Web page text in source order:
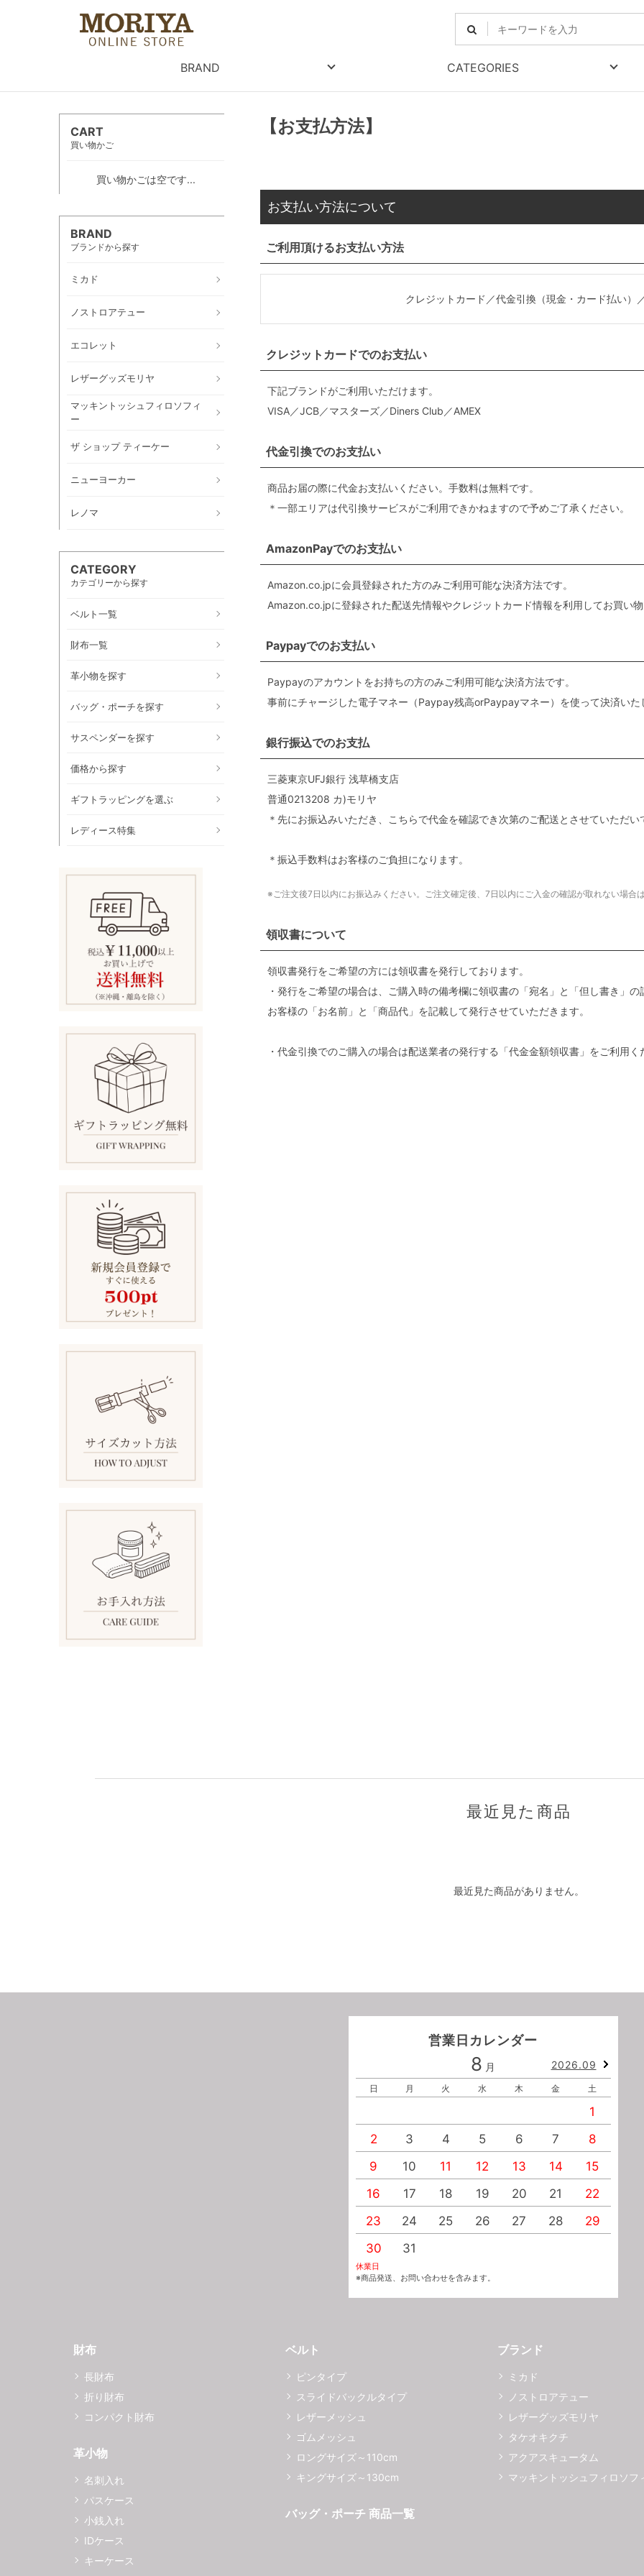
BRAND CATEGORIES
CART
買い物かご
買い物かごは空です...
BRAND
ブランドから探す
ミカド
ノストロアテュー
エコレット
レザーグッズモリヤ
マッキントッシュフィロソフィ
ー
ザ ショップ ティーケー
ニューヨーカー
レノマ
CATEGORY
カテゴリーから探す
ベルト一覧
財布一覧
革小物を探す
バッグ・ポーチを探す
サスペンダーを探す
価格から探す
ギフトラッピングを選ぶ
レディース特集
【お支払方法】
お支払い方法について
ご利用頂けるお支払い方法
クレジットカード／代金引換（現金・カード払い）
クレジットカードでのお支払い
下記ブランドがご利用いただけます。
VISA／JCB／マスターズ／Diners Club／AMEX
代金引換でのお支払い
商品お届の際に代金お支払いください。手数料は無料です。
＊一部エリアは代引換サービスがご利用できかねますので予めご了承ください。
AmazonPayでのお支払い
Amazon.co.jpに会員登録された方のみご利用可能な決済方法です。
Amazon.co.jpに登録された配送先情報やクレジットカード情報を利用してお買い物
Paypayでのお支払い
Paypayのアカウントをお持ちの方のみご利用可能な決済方法です。
事前にチャージした電子マネー（Paypay残高orPaypayマネー）を使って決済いた
銀行振込でのお支払
三菱東京UFJ銀行 浅草橋支店
普通0213208 カ)モリヤ
＊先にお振込みいただき、こちらで代金を確認でき次第のご配送とさせていただい
＊振込手数料はお客様のご負担になります。
※ご注文後7日以内にお振込みください。ご注文確定後、7日以内にご入金の確認が取れない場合
領収書について
領収書発行をご希望の方には領収書を発行しております。
・発行をご希望の場合は、ご購入時の備考欄に領収書の「宛名」と「但し書き」
お客様の「お名前」と「商品代」を記載して発行させていただきます。
・代金引換でのご購入の場合は配送業者の発行する「代金金額領収書」をご利用く
最近見た商品
最近見た商品がありません。
営業日カレンダー
8 月 2026.09
日 月 火 水 木 金 土
1
2
3 4 5 6 7
8
9
10 11 12 13 14
15
16
17 18 19 20 21
22
23
24 25 26 27 28
29
30
31
休業日
※商品発送、お問い合わせを含みます。
財布
長財布
折り財布
コンパクト財布
革小物
名刺入れ
パスケース
小銭入れ
IDケース
キーケース
ベルト
ピンタイプ
スライドバックルタイプ
レザーメッシュ
ゴムメッシュ
ロングサイズ～110cm
キングサイズ～130cm
バッグ・ポーチ 商品一覧
ブランド
ミカド
ノストロアテュー
レザーグッズモリヤ
タケオキクチ
アクアスキュータム
マッキントッシュフィロソフ